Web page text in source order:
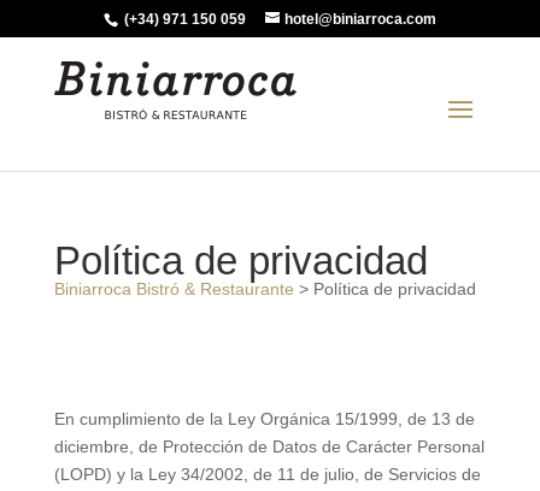
(+34) 971 150 059 hotel@biniarroca.com
Biniarroca Bistró & Restaurante > Política de privacidad
Política de privacidad
En cumplimiento de la Ley Orgánica 15/1999, de 13 de
diciembre, de Protección de Datos de Carácter Personal
(LOPD) y la Ley 34/2002, de 11 de julio, de Servicios de